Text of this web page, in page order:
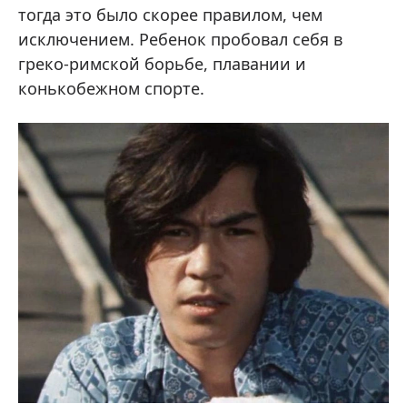
тогда это было скорее правилом, чем
исключением. Ребенок пробовал себя в
греко-римской борьбе, плавании и
конькобежном спорте.